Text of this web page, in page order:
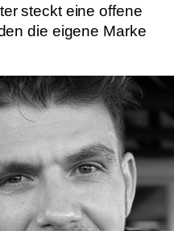
steckt eine offene
die eigene Marke